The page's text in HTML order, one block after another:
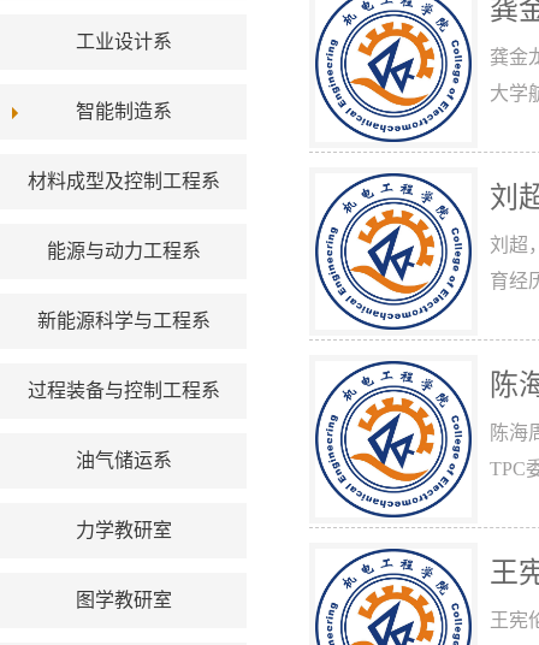
工业设计系
智能制造系
材料成型及控制工程系
能源与动力工程系
新能源科学与工程系
过程装备与控制工程系
油气储运系
力学教研室
图学教研室
龚
龚金
大学
刘
刘超
育经
陈
陈海
TPC
王
王宪